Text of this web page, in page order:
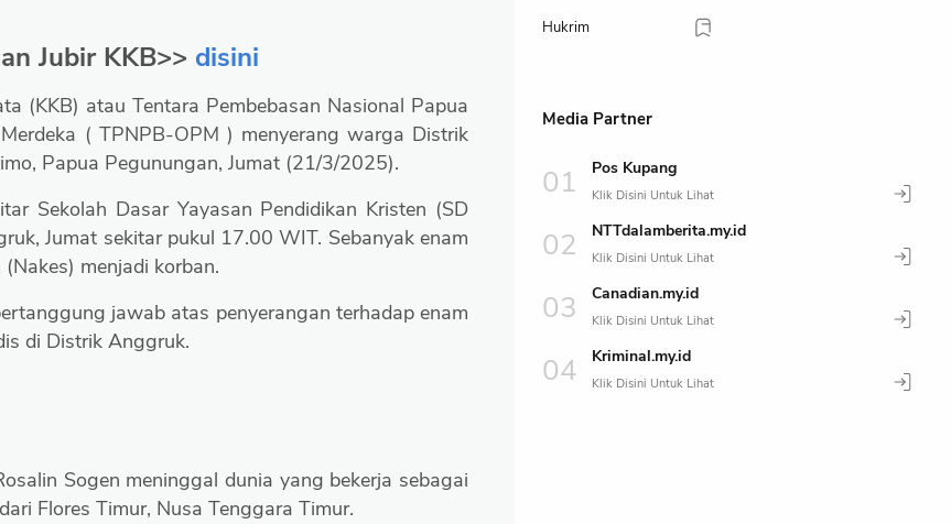
Jubir KKB>> disini
(KKB) atau Tentara Pembebasan Nasional Papua
( TPNPB-OPM ) menyerang warga Distrik
Papua Pegunungan, Jumat (21/3/2025).
Sekolah Dasar Yayasan Pendidikan Kristen (SD
Jumat sekitar pukul 17.00 WIT. Sebanyak enam
menjadi korban.
jawab atas penyerangan terhadap enam
di Distrik Anggruk.
Sogen meninggal dunia yang bekerja sebagai
Flores Timur, Nusa Tenggara Timur.
Hukrim
Media Partner
Pos Kupang
NTTdalamberita.my.id
Canadian.my.id
Kriminal.my.id